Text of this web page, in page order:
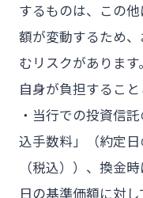
するものは、この
額が変動するため
むリスクがありま
自身が負担すること
・当行での投資信
込手数料」（約定
（税込））、換金
日の基準価額に対